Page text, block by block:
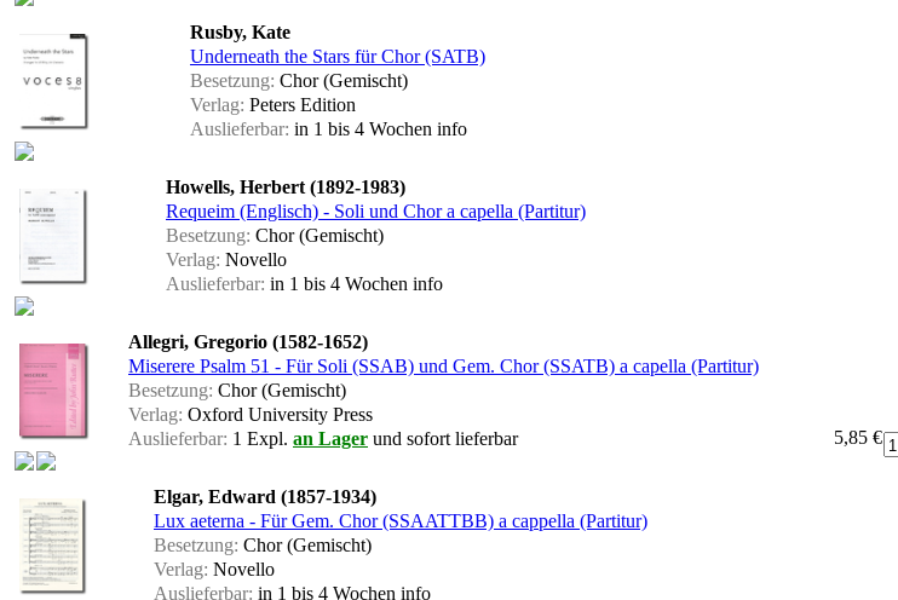
Rusby, Kate
Underneath the Stars für Chor (SATB)
Besetzung: Chor (Gemischt)
Verlag: Peters Edition
Auslieferbar: in 1 bis 4 Wochen info
Howells, Herbert (1892-1983)
Requeim (Englisch) - Soli und Chor a capella (Partitur)
Besetzung: Chor (Gemischt)
Verlag: Novello
Auslieferbar: in 1 bis 4 Wochen info
Allegri, Gregorio (1582-1652)
Miserere Psalm 51 - Für Soli (SSAB) und Gem. Chor (SSATB) a capella (Partitur)
Besetzung: Chor (Gemischt)
Verlag: Oxford University Press
Auslieferbar: 1 Expl. an Lager und sofort lieferbar
5,85 €
Elgar, Edward (1857-1934)
Lux aeterna - Für Gem. Chor (SSAATTBB) a cappella (Partitur)
Besetzung: Chor (Gemischt)
Verlag: Novello
Auslieferbar: in 1 bis 4 Wochen info